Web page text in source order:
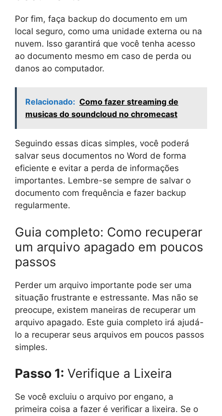
Por fim, faça backup do documento em um
local seguro, como uma unidade externa ou na
nuvem. Isso garantirá que você tenha acesso
ao documento mesmo em caso de perda ou
danos ao computador.
Relacionado: Como fazer streaming de
musicas do soundcloud no chromecast
Seguindo essas dicas simples, você poderá
salvar seus documentos no Word de forma
eficiente e evitar a perda de informações
importantes. Lembre-se sempre de salvar o
documento com frequência e fazer backup
regularmente.
Guia completo: Como recuperar
um arquivo apagado em poucos
passos
Perder um arquivo importante pode ser uma
situação frustrante e estressante. Mas não se
preocupe, existem maneiras de recuperar um
arquivo apagado. Este guia completo irá ajudá-
lo a recuperar seus arquivos em poucos passos
simples.
Passo 1: Verifique a Lixeira
Se você excluiu o arquivo por engano, a
primeira coisa a fazer é verificar a lixeira. Se o